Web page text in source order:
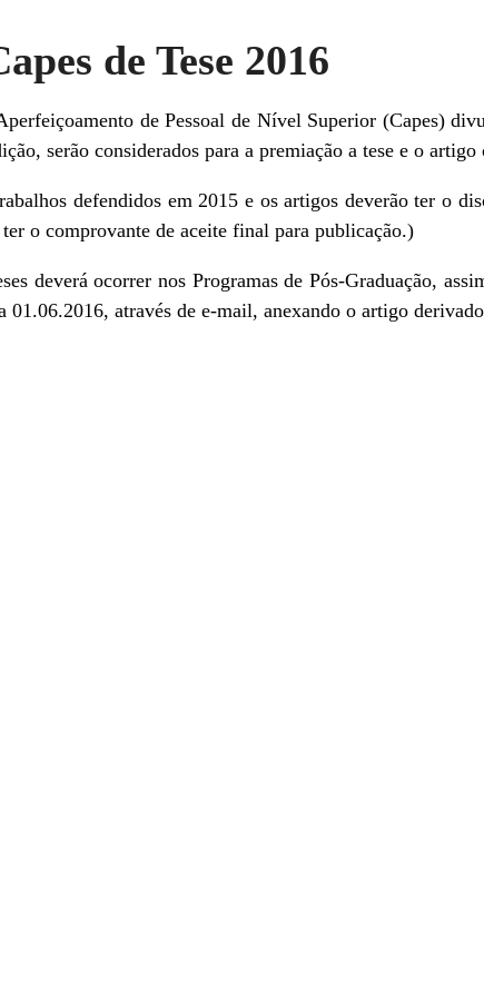
de Tese 2016
de Pessoal de Nível Superior (Capes)
serão considerados para a premiação a tese e o
defendidos em 2015 e os artigos deverão ter o
o comprovante de aceite final para publicação.)
deverá ocorrer nos Programas de Pós-Graduação,
01.06.2016, através de e-mail, anexando o artigo